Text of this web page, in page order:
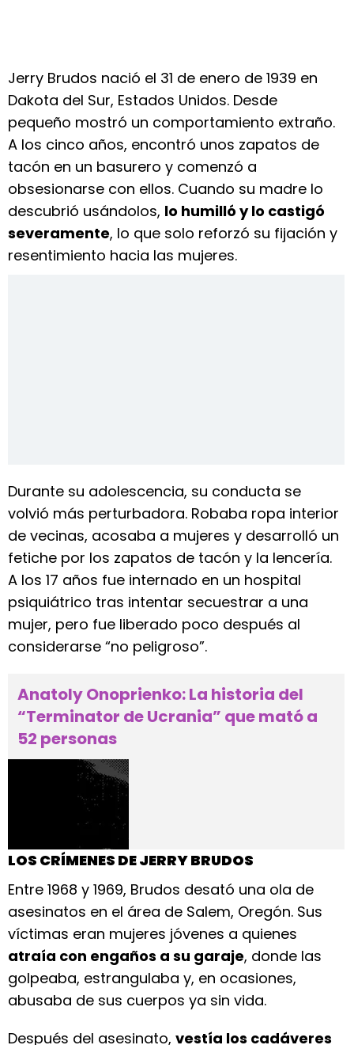
Jerry Brudos nació el 31 de enero de 1939 en
Dakota del Sur, Estados Unidos. Desde
pequeño mostró un comportamiento extraño.
A los cinco años, encontró unos zapatos de
tacón en un basurero y comenzó a
obsesionarse con ellos. Cuando su madre lo
descubrió usándolos, lo humilló y lo castigó
severamente, lo que solo reforzó su fijación y
resentimiento hacia las mujeres.
Durante su adolescencia, su conducta se
volvió más perturbadora. Robaba ropa interior
de vecinas, acosaba a mujeres y desarrolló un
fetiche por los zapatos de tacón y la lencería.
A los 17 años fue internado en un hospital
psiquiátrico tras intentar secuestrar a una
mujer, pero fue liberado poco después al
considerarse “no peligroso”.
Anatoly Onoprienko: La historia del
“Terminator de Ucrania” que mató a
52 personas
LOS CRÍMENES DE JERRY BRUDOS
Entre 1968 y 1969, Brudos desató una ola de
asesinatos en el área de Salem, Oregón. Sus
víctimas eran mujeres jóvenes a quienes
atraía con engaños a su garaje, donde las
golpeaba, estrangulaba y, en ocasiones,
abusaba de sus cuerpos ya sin vida.
Después del asesinato, vestía los cadáveres